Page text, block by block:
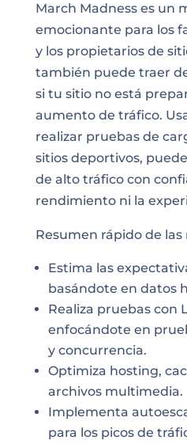
March Madness es un
emocionante para los
y los propietarios de
también puede traer
si tu sitio no está
aumento de tráfico.
realizar pruebas de
sitios deportivos,
de alto tráfico con
rendimiento ni la
Resumen rápido de
Estima las
basándote en datos
Realiza pruebas con
enfocándote en
y concurrencia.
Optimiza hosting,
archivos multimedia.
Implementa
para los picos de